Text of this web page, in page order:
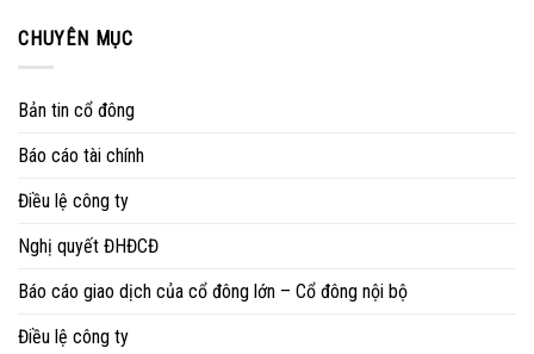
CHUYÊN MỤC
Bản tin cổ đông
Báo cáo tài chính
Điều lệ công ty
Nghị quyết ĐHĐCĐ
Báo cáo giao dịch của cổ đông lớn – Cổ đông nội bộ
Điều lệ công ty